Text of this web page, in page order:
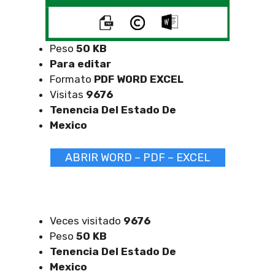
Peso 50 KB
Para editar
Formato PDF WORD EXCEL
Visitas 9676
Tenencia Del Estado De
Mexico
ABRIR WORD – PDF – EXCEL
Veces visitado 9676
Peso 50 KB
Tenencia Del Estado De
Mexico